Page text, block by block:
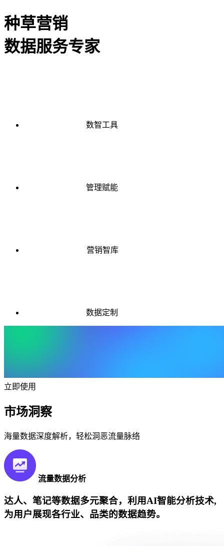
种草营销
数据服务专家
数智工具
管理赋能
营销智库
数据定制
立即使用
市场洞察
海量数据深度解析，轻松洞恶流量脉络
流量数据分析
达人、笔记等数据多元聚合，利用AI智能分析技术,
为用户展现各行业、品类的数据趋势。